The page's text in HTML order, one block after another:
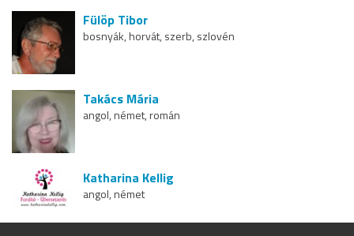
Fülöp Tibor
bosnyák, horvát, szerb, szlovén
Takács Mária
angol, német, román
Katharina Kellig
angol, német